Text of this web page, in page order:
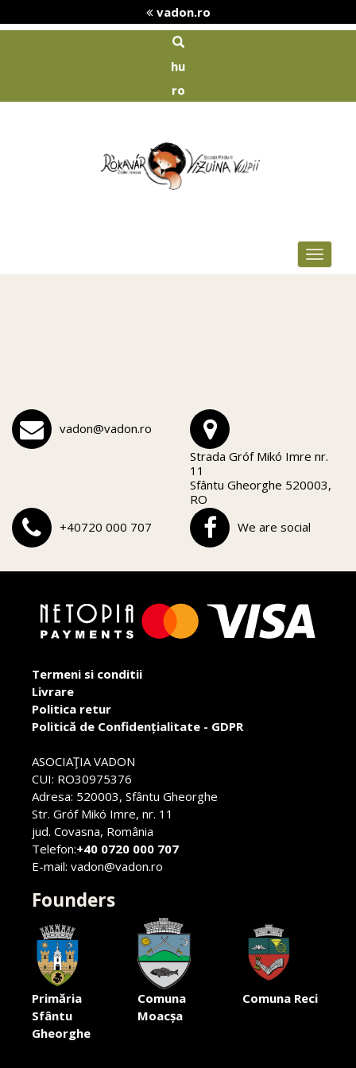
vadon.ro
hu
ro
Toggle
vadon@vadon.ro
Strada Gróf Mikó Imre nr.
11
Sfântu Gheorghe 520003,
RO
+40720 000 707
We are social
Termeni si conditii
Livrare
Politica retur
Politică de Confidențialitate - GDPR
ASOCIAŢIA VADON
CUI: RO30975376
Adresa: 520003, Sfântu Gheorghe
Str. Gróf Mikó Imre, nr. 11
jud. Covasna, România
Telefon:+40 0720 000 707
E-mail: vadon@vadon.ro
Founders
Primăria
Sfântu
Gheorghe
Comuna
Moacșa
Comuna Reci